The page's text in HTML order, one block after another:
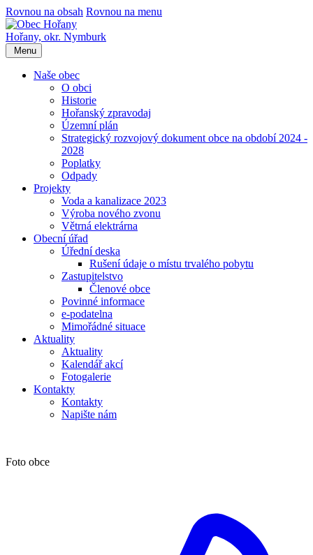
Rovnou na obsah Rovnou na menu
Hořany, okr. Nymburk
Menu
Naše obec
O obci
Historie
Hořanský zpravodaj
Územní plán
Strategický rozvojový dokument obce na období 2024 -
2028
Poplatky
Odpady
Projekty
Voda a kanalizace 2023
Výroba nového zvonu
Větrná elektrárna
Obecní úřad
Úřední deska
Rušení údaje o místu trvalého pobytu
Zastupitelstvo
Členové obce
Povinné informace
e-podatelna
Mimořádné situace
Aktuality
Aktuality
Kalendář akcí
Fotogalerie
Kontakty
Kontakty
Napište nám
Foto obce